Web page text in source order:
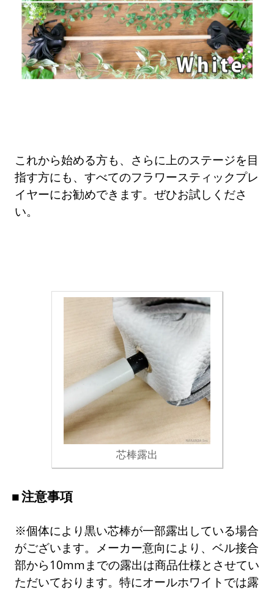
これから始める方も、さらに上のステージを目
指す方にも、すべてのフラワースティックプレ
イヤーにお勧めできます。ぜひお試しくださ
い。
芯棒露出
注意事項
※個体により黒い芯棒が一部露出している場合
がございます。メーカー意向により、ベル接合
部から10mmまでの露出は商品仕様とさせてい
ただいております。特にオールホワイトでは露